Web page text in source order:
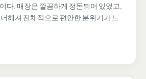
다. 매장은 깔끔하게 정돈되어 있었고,
해져 전체적으로 편안한 분위기가 느